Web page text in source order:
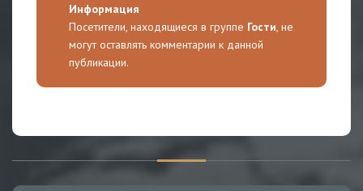
Информация
Посетители, находящиеся в группе Гости , не
могут оставлять комментарии к данной
публикации.